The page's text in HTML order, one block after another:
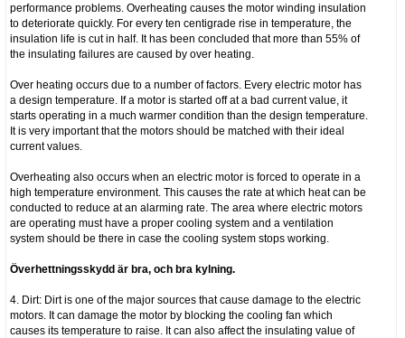
performance problems. Overheating causes the motor winding insulation
to deteriorate quickly. For every ten centigrade rise in temperature, the
insulation life is cut in half. It has been concluded that more than 55% of
the insulating failures are caused by over heating.
Over heating occurs due to a number of factors. Every electric motor has
a design temperature. If a motor is started off at a bad current value, it
starts operating in a much warmer condition than the design temperature.
It is very important that the motors should be matched with their ideal
current values.
Overheating also occurs when an electric motor is forced to operate in a
high temperature environment. This causes the rate at which heat can be
conducted to reduce at an alarming rate. The area where electric motors
are operating must have a proper cooling system and a ventilation
system should be there in case the cooling system stops working.
Överhettningsskydd är bra, och bra kylning.
4. Dirt: Dirt is one of the major sources that cause damage to the electric
motors. It can damage the motor by blocking the cooling fan which
causes its temperature to raise. It can also affect the insulating value of